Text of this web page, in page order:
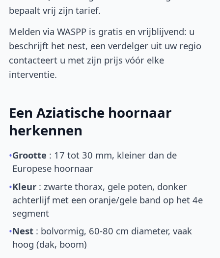
bepaalt vrij zijn tarief.
Melden via WASPP is gratis en vrijblijvend: u
beschrijft het nest, een verdelger uit uw regio
contacteert u met zijn prijs vóór elke
interventie.
Een Aziatische hoornaar
herkennen
•Grootte : 17 tot 30 mm, kleiner dan de
Europese hoornaar
•Kleur : zwarte thorax, gele poten, donker
achterlijf met een oranje/gele band op het 4e
segment
•Nest : bolvormig, 60-80 cm diameter, vaak
hoog (dak, boom)